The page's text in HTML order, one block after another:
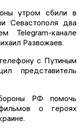
утром сбили в
Севастополя два
Telegram-канале
Развожаев.
с Путиным
представитель
РФ помочь
о героях